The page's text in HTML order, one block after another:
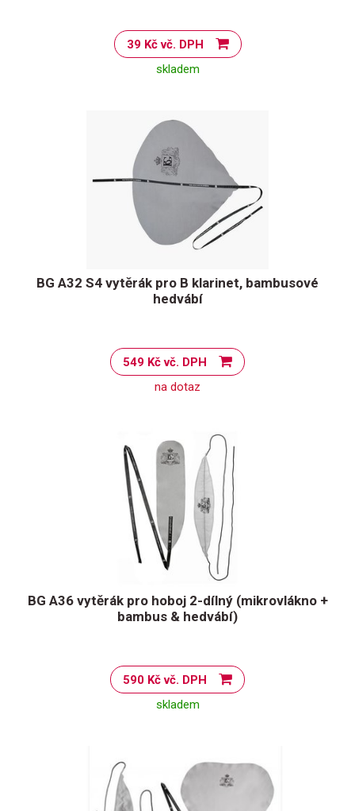
39 Kč vč. DPH
skladem
BG A32 S4 vytěrák pro B klarinet, bambusové
hedvábí
549 Kč vč. DPH
na dotaz
BG A36 vytěrák pro hoboj 2-dílný (mikrovlákno +
bambus & hedvábí)
590 Kč vč. DPH
skladem